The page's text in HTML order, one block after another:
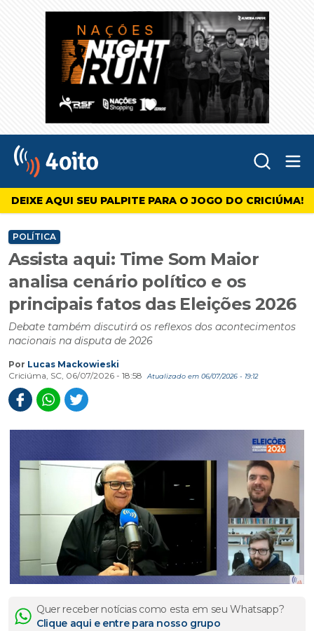
4oito
DEIXE AQUI SEU PALPITE PARA O JOGO DO CRICIÚMA!
POLÍTICA
Assista aqui: Time Som Maior
analisa cenário político e os
principais fatos das Eleições 2026
Debate também discutirá os reflexos dos acontecimentos
nacionais na disputa de 2026
Por Lucas Mackowieski
Criciúma, SC, 06/07/2026 - 18:58
Atualizado em 06/07/2026 - 19:12
Quer receber notícias como esta em seu Whatsapp?
Clique aqui e entre para nosso grupo